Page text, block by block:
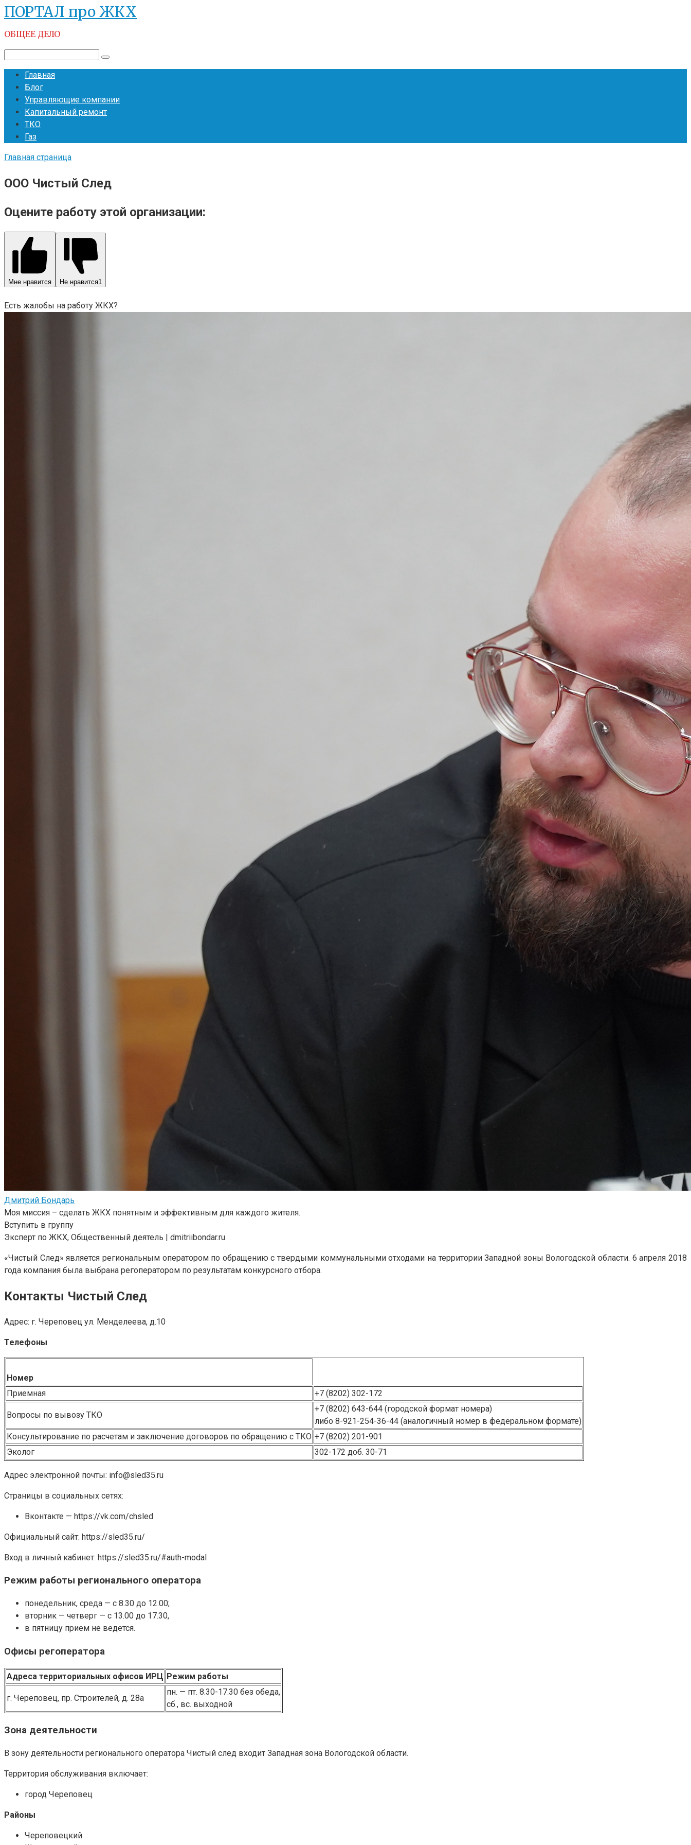
Перейти
к
контенту
ПОРТАЛ про ЖКХ
ОБЩЕЕ ДЕЛО
Главная
Блог
Управляющие компании
Капитальный ремонт
ТКО
Газ
Главная страница
ООО Чистый След
Оцените работу этой организации:
Мне нравится Не нравится1
Есть жалобы на работу ЖКХ?
Дмитрий Бондарь
Моя миссия – сделать ЖКХ понятным и эффективным для каждого жителя.
Вступить в группу
Эксперт по ЖКХ, Общественный деятель | dmitriibondar.ru
«Чистый След» является региональным оператором по обращению с твердыми коммунальными отходами на территории Западной зоны Вологодской области. 6 апреля 2018
года компания была выбрана регоператором по результатам конкурсного отбора.
Контакты Чистый След
Адрес: г. Череповец ул. Менделеева, д.10
Телефоны
Номер
Приемная
+7 (8202) 302-172
Вопросы по вывозу ТКО
+7 (8202) 643-644 (городской формат номера)
либо 8-921-254-36-44 (аналогичный номер в федеральном формате)
Консультирование по расчетам и заключение договоров по обращению с ТКО +7 (8202) 201-901
Эколог
302-172 доб. 30-71
Адрес электронной почты: info@sled35.ru
Страницы в социальных сетях:
Вконтакте — https://vk.com/chsled
Официальный сайт: https://sled35.ru/
Вход в личный кабинет: https://sled35.ru/#auth-modal
Режим работы регионального оператора
понедельник, среда — с 8.30 до 12.00;
вторник — четверг — с 13.00 до 17.30,
в пятницу прием не ведется.
Офисы регоператора
Адреса территориальных офисов ИРЦ Режим работы
г. Череповец, пр. Строителей, д. 28а
пн. — пт. 8.30-17.30 без обеда,
сб., вс. выходной
Зона деятельности
В зону деятельности регионального оператора Чистый след входит Западная зона Вологодской области.
Территория обслуживания включает:
город Череповец
Районы
Череповецкий